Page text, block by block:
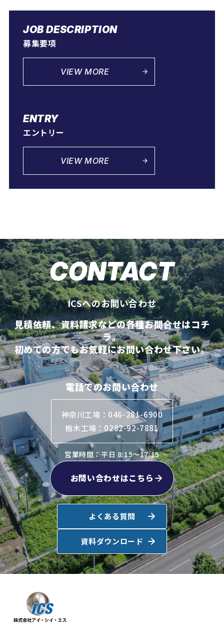
JOB DESCRIPTION
募集要項
VIEW MORE
ENTRY
エントリー
VIEW MORE
CONTACT
ICSへのお問い合わせ
見積依頼、資料請求などの各種お問合せはコチ
ラ。
初めての方でもお気軽にお問い合わせ下さい。
電話でのお問い合わせ
神奈川工場：046-281-6900
栃木工場：0282-92-7881
営業時間：平日 8:15～17:15
お問い合わせはこちら
よくある質問
資料ダウンロード